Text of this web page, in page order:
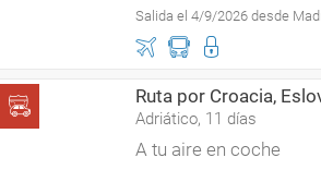
Salida el 4/9/2026 desde
Ruta por Croacia,
Adriático, 11 días
A tu aire en coche